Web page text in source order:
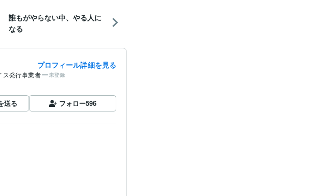
誰もがやらない中、やる人に
なる
プロフィール詳細を見る
ス発行事業者 未登録
送る フォロー596